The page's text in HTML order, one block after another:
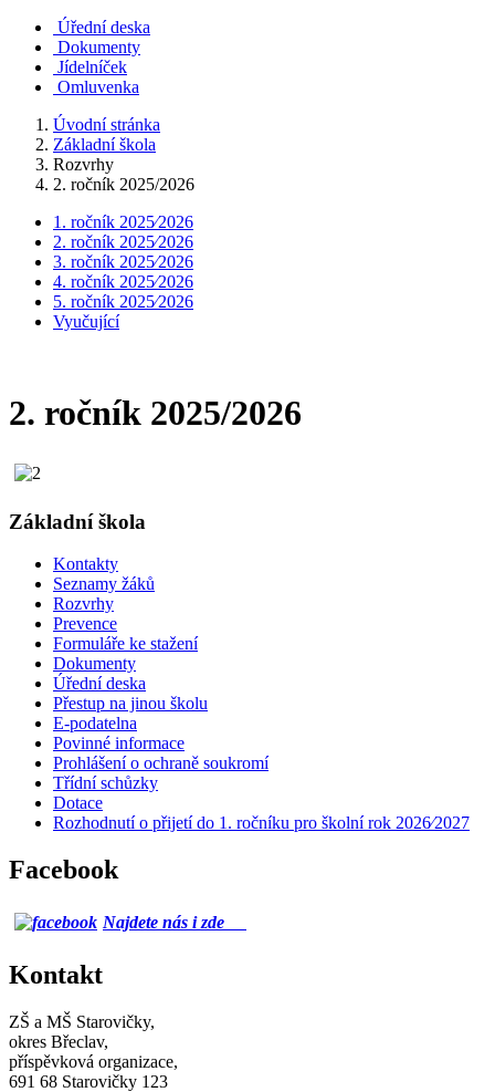
Úřední deska
Dokumenty
Jídelníček
Omluvenka
Úvodní stránka
Základní škola
Rozvrhy
2. ročník 2025/2026
1. ročník 2025⁄2026
2. ročník 2025⁄2026
3. ročník 2025⁄2026
4. ročník 2025⁄2026
5. ročník 2025⁄2026
Vyučující
2. ročník 2025/2026
Základní škola
Kontakty
Seznamy žáků
Rozvrhy
Prevence
Formuláře ke stažení
Dokumenty
Úřední deska
Přestup na jinou školu
E-podatelna
Povinné informace
Prohlášení o ochraně soukromí
Třídní schůzky
Dotace
Rozhodnutí o přijetí do 1. ročníku pro školní rok 2026⁄2027
Facebook
Najdete nás i zde
Kontakt
ZŠ a MŠ Starovičky,
okres Břeclav,
příspěvková organizace,
691 68 Starovičky 123